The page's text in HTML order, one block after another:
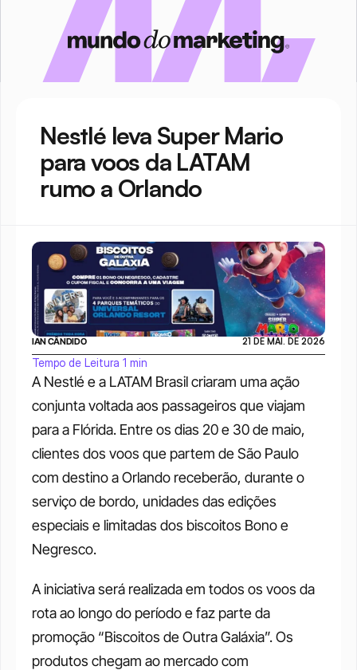
Nestlé leva Super Mario
para voos da LATAM
rumo a Orlando
A Nestlé e a LATAM Brasil criaram uma ação
conjunta voltada aos passageiros que viajam
para a Flórida. Entre os dias 20 e 30 de maio,
clientes dos voos que partem de São Paulo
com destino a Orlando receberão, durante o
serviço de bordo, unidades das edições
especiais e limitadas dos biscoitos Bono e
Negresco.
A iniciativa será realizada em todos os voos da
rota ao longo do período e faz parte da
promoção “Biscoitos de Outra Galáxia”. Os
produtos chegam ao mercado com
IAN CÂNDIDO 21 DE MAI. DE 2026
Tempo de Leitura 1 min